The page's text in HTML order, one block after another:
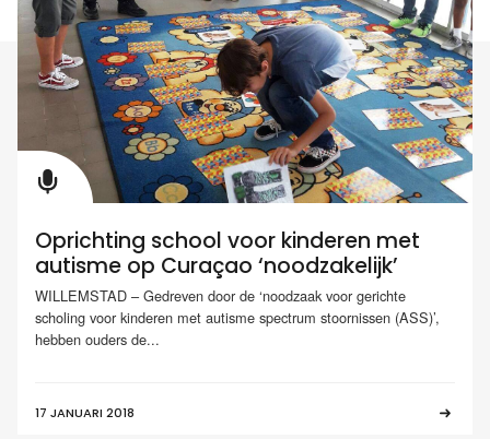
Oprichting school voor kinderen met
autisme op Curaçao ‘noodzakelijk’
WILLEMSTAD – Gedreven door de ‘noodzaak voor gerichte
scholing voor kinderen met autisme spectrum stoornissen (ASS)’,
hebben ouders de...
17 JANUARI 2018